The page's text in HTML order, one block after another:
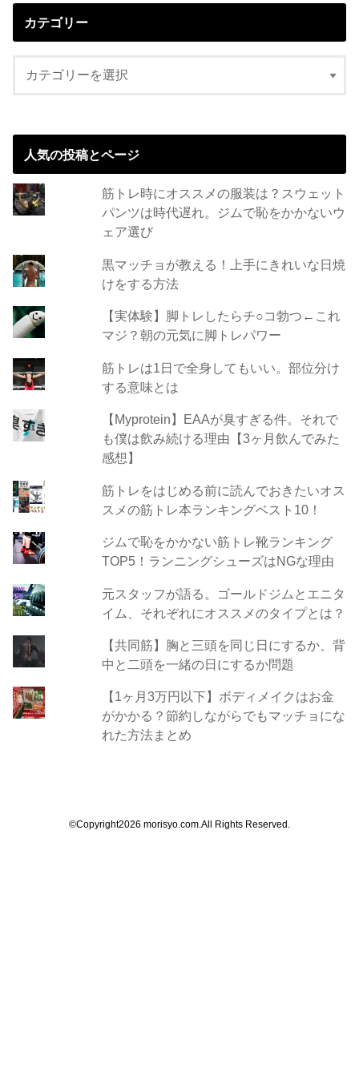
カテゴリー
人気の投稿とページ
筋トレ時にオススメの服装は？スウェット
パンツは時代遅れ。ジムで恥をかかないウ
ェア選び
黒マッチョが教える！上手にきれいな日焼
けをする方法
【実体験】脚トレしたらチ○コ勃つ←これ
マジ？朝の元気に脚トレパワー
筋トレは1日で全身してもいい。部位分け
する意味とは
【Myprotein】EAAが臭すぎる件。それで
も僕は飲み続ける理由【3ヶ月飲んでみた
感想】
筋トレをはじめる前に読んでおきたいオス
スメの筋トレ本ランキングベスト10！
ジムで恥をかかない筋トレ靴ランキング
TOP5！ランニングシューズはNGな理由
元スタッフが語る。ゴールドジムとエニタ
イム、それぞれにオススメのタイプとは？
【共同筋】胸と三頭を同じ日にするか、背
中と二頭を一緒の日にするか問題
【1ヶ月3万円以下】ボディメイクはお金
がかかる？節約しながらでもマッチョにな
れた方法まとめ
©Copyright2026 morisyo.com .All Rights Reserved.